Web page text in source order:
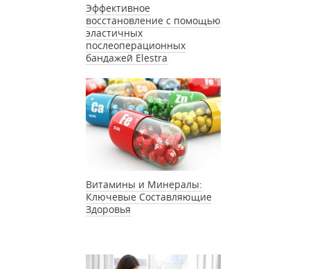
Эффективное
восстановление с помощью
эластичных
послеоперационных
бандажей Elestra
Витамины и Минералы:
Ключевые Составляющие
Здоровья